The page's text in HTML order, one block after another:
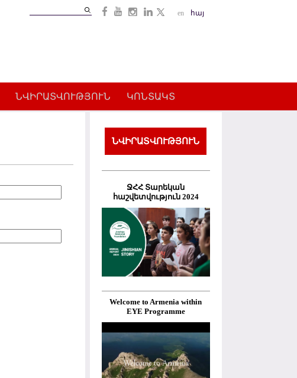
en հայ
ՆՎԻՐԱՏՎՈՒԹՅՈՒՆ ԿՈՆՏԱԿՏ
ՆՎԻՐԱՏՎՈՒԹՅՈՒՆ
ՋՀՀ Տարեկան
հաշվետվություն 2024
Welcome to Armenia within
EYE Programme